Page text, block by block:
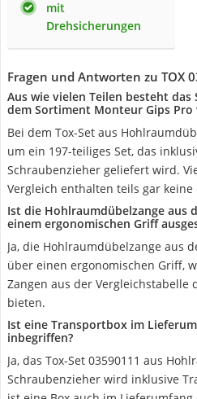
mit
Drehsicherungen
Fragen und Antworten zu TOX
Aus wie vielen Teilen besteht
dem Sortiment Monteur Gips Pro
Bei dem Tox-Set aus
um ein 197-teiliges Set, das
Schraubenzieher geliefert wird.
Vergleich enthalten teils gar
Ist die Hohlraumdübelzange aus
einem ergonomischen Griff
Ja, die Hohlraumdübelzange aus
über einen ergonomischen Griff,
Zangen aus der Vergleichstabelle
bieten.
Ist eine Transportbox im
inbegriffen?
Ja, das Tox-Set 03590111 aus
Schraubenzieher wird inklusive